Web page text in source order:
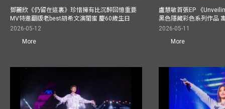
鄧麗欣《仍留在這裏》珍惜擁有比沉醉回憶重要
MV特邀翻版老best胡希文演閨蜜 慶60歲生日
2026-05-12
More
盧慧敏首張EP 《
黑色隱藏彩色系列作品
2026-05-11
More